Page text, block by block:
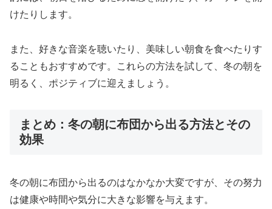
けたりします。
また、好きな音楽を聴いたり、美味しい朝食を食べたりす
ることもおすすめです。これらの方法を試して、冬の朝を
明るく、ポジティブに迎えましょう。
まとめ：冬の朝に布団から出る方法とその
効果
冬の朝に布団から出るのはなかなか大変ですが、その努力
は健康や時間や気分に大きな影響を与えます。